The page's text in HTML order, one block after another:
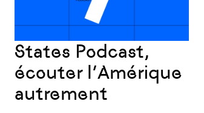
States Podcast,
écouter l’Amérique
autrement